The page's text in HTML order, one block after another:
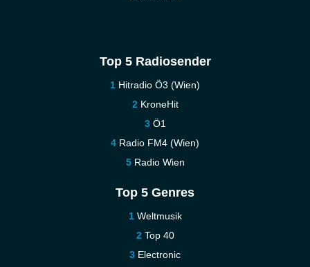
Top 5 Radiosender
Hitradio Ö3 (Wien)
KroneHit
Ö1
Radio FM4 (Wien)
Radio Wien
Top 5 Genres
Weltmusik
Top 40
Electronic